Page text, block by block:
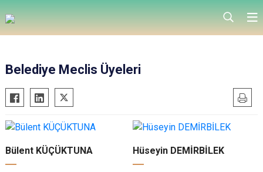
Belediye Meclis Üyeleri
Bülent KÜÇÜKTUNA Hüseyin DEMİRBİLEK